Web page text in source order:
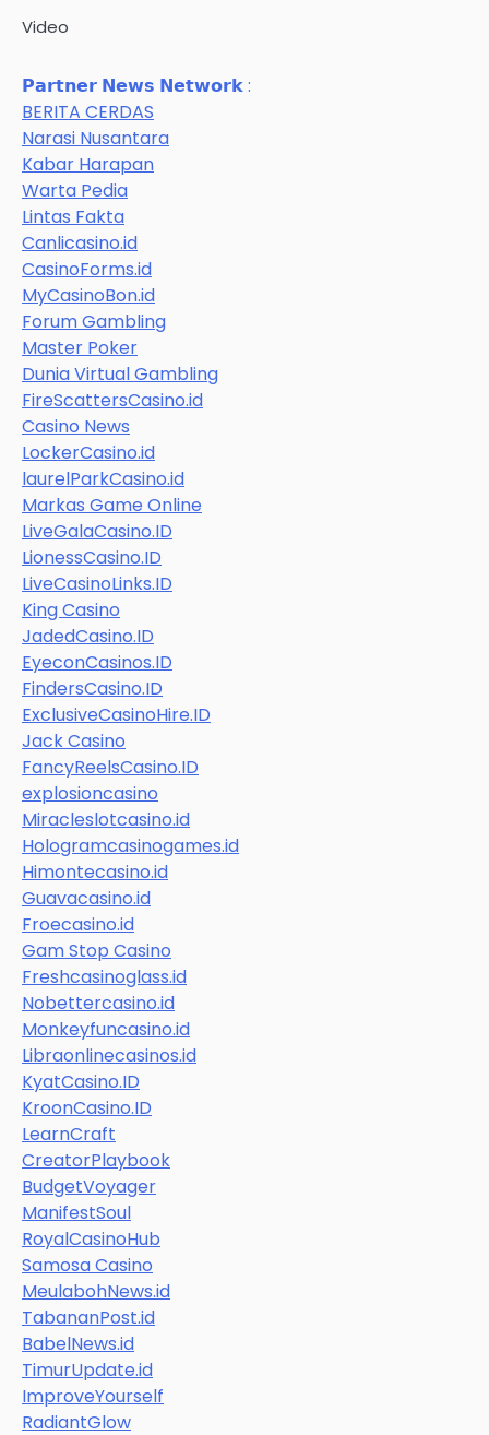
Video
𝗣𝗮𝗿𝘁𝗻𝗲𝗿 𝗡𝗲𝘄𝘀 𝗡𝗲𝘁𝘄𝗼𝗿𝗸 :
BERITA CERDAS
Narasi Nusantara
Kabar Harapan
Warta Pedia
Lintas Fakta
Canlicasino.id
CasinoForms.id
MyCasinoBon.id
Forum Gambling
Master Poker
Dunia Virtual Gambling
FireScattersCasino.id
Casino News
LockerCasino.id
laurelParkCasino.id
Markas Game Online
LiveGalaCasino.ID
LionessCasino.ID
LiveCasinoLinks.ID
King Casino
JadedCasino.ID
EyeconCasinos.ID
FindersCasino.ID
ExclusiveCasinoHire.ID
Jack Casino
FancyReelsCasino.ID
explosioncasino
Miracleslotcasino.id
Hologramcasinogames.id
Himontecasino.id
Guavacasino.id
Froecasino.id
Gam Stop Casino
Freshcasinoglass.id
Nobettercasino.id
Monkeyfuncasino.id
Libraonlinecasinos.id
KyatCasino.ID
KroonCasino.ID
LearnCraft
CreatorPlaybook
BudgetVoyager
ManifestSoul
RoyalCasinoHub
Samosa Casino
MeulabohNews.id
TabananPost.id
BabelNews.id
TimurUpdate.id
ImproveYourself
RadiantGlow